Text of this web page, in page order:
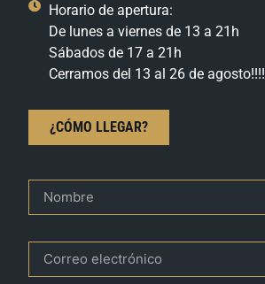
Horario de apertura:
De lunes a viernes de 13 a 21h
Sábados de 17 a 21h
Cerramos del 13 al 26 de agosto!!!!
¿CÓMO LLEGAR?